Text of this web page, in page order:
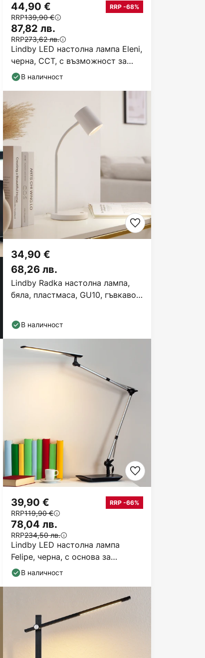
Lindby LED настолна лампа Eleni,
черна, CCT, с възможност за
димиране
44,90 € RRP -68%
RRP139,90 €
87,82 лв.
RRP273,62 лв.
В наличност
Lindby Radka настолна лампа,
бяла, пластмаса, GU10, гъвкаво
34,90 €
68,26 лв.
В наличност
Lindby LED настолна лампа
Felipe, черна, с основа за
захващане
39,90 € RRP -66%
RRP119,90 €
78,04 лв.
RRP234,50 лв.
В наличност